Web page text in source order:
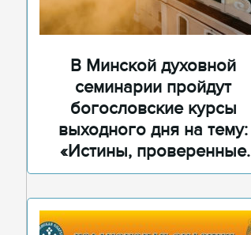
В Минской духовной
семинарии пройдут
богословские курсы
выходного дня на тему:
«Истины, проверенные
временем»